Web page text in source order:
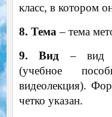
класс, в котором
8. Тема – тема
9. Вид – вид
(учебное
видеолекция).
четко указан.